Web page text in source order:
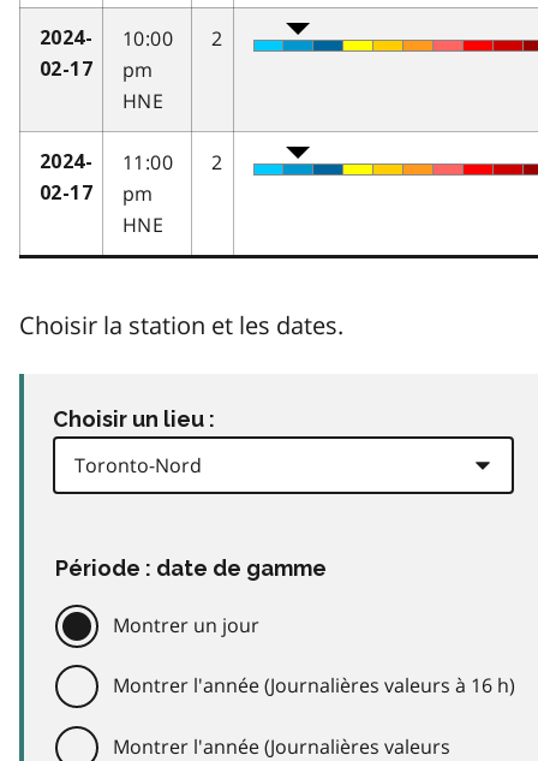
2024-
02-17
10:00
pm
HNE
2
2024-
02-17
11:00
pm
HNE
2
Choisir la station et les dates.
Choisir un lieu :
Période : date de gamme
Montrer un jour
Montrer l'année (Journalières valeurs à 16 h)
Montrer l'année (Journalières valeurs